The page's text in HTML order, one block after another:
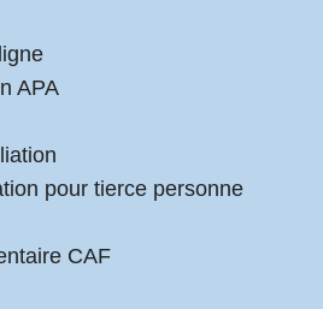
APA
pour tierce personne
CAF